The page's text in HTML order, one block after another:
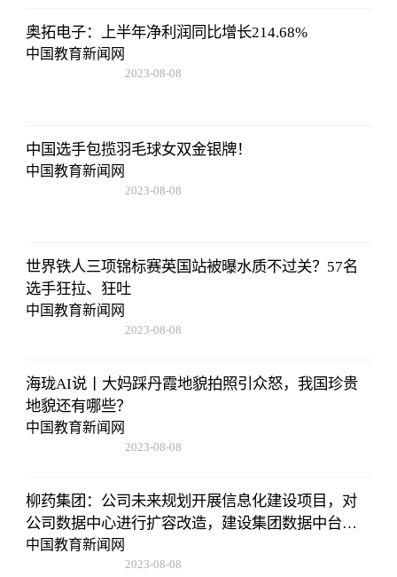
奥拓电子：上半年净利润同比增长214.68%
中国教育新闻网
2023-08-08
中国选手包揽羽毛球女双金银牌！
中国教育新闻网
2023-08-08
世界铁人三项锦标赛英国站被曝水质不过关？57名
选手狂拉、狂吐
中国教育新闻网
2023-08-08
海珑AI说丨大妈踩丹霞地貌拍照引众怒，我国珍贵
地貌还有哪些？
中国教育新闻网
2023-08-08
柳药集团：公司未来规划开展信息化建设项目，对
公司数据中心进行扩容改造，建设集团数据中台，
开展智能云服务平台、零售数字化管理系统、互联
网医疗+慢病管理系统等研发应用
中国教育新闻网
2023-08-08